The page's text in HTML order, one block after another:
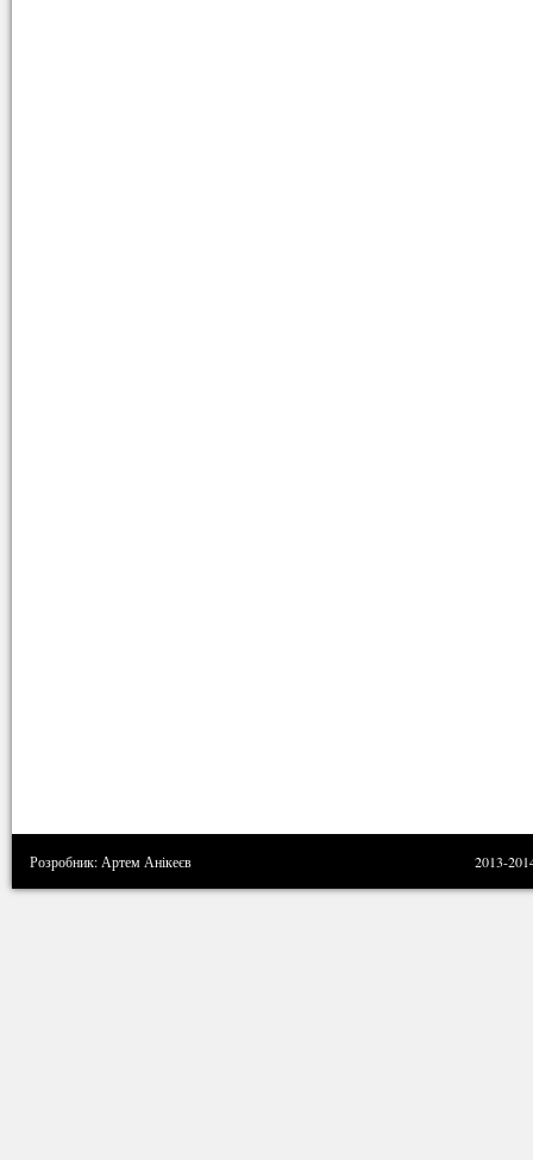
Розробник: Артем Анікеєв 2013-